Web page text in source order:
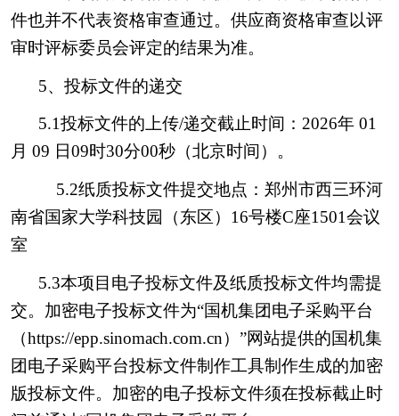
件也并不代表资格审查通过。供应商资格审查以评
审时评标委员会评定的结果为准。
5、投标文件的递交
5.1投标文件的上传/递交截止时间：2026年 01
月 09 日09时30分00秒（北京时间）。
5.2纸质投标文件提交地点：郑州市西三环河
南省国家大学科技园（东区）16号楼C座1501会议
室
5.3本项目电子投标文件及纸质投标文件均需提
交。加密电子投标文件为“国机集团电子采购平台
（https://epp.sinomach.com.cn）”网站提供的国机集
团电子采购平台投标文件制作工具制作生成的加密
版投标文件。加密的电子投标文件须在投标截止时